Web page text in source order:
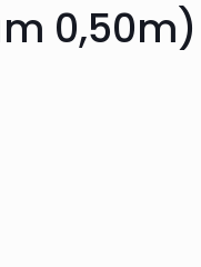
0,50m)